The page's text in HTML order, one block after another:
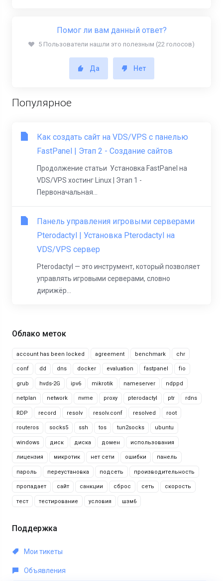
Облако меток
account has been locked agreement benchmark chr
conf dd dns docker evaluation fastpanel fio
grub hvds-2G ipv6 mikrotik nameserver ndppd
netplan network nvme proxy pterodactyl ptr rdns
RDP record resolv resolv.conf resolved root
routeros socks5 ssh tos tun2socks ubuntu
windows диск диска домен использования
лицензия микротик нет сети ошибки панель
пароль переустановка подсеть производительность
пропадает сайт санкции сброс сеть скорость
тест тестирование условия шзм6
Поддержка
Мои тикеты
Объявления
Помог ли вам данный ответ?
5 Пользователи нашли это полезным (22 голосов)
Да Нет
Популярное
Как создать сайт на VDS/VPS с панелью
FastPanel | Этап 2 - Создание сайтов
Продолжение статьи Установка FastPanel на
VDS/VPS хостинг Linux | Этап 1 -
Первоначальная...
Панель управления игровыми серверами
Pterodactyl | Установка Pterodactyl на
VDS/VPS сервер
Pterodactyl — это инструмент, который позволяет
управлять игровыми серверами, словно
дирижёр...